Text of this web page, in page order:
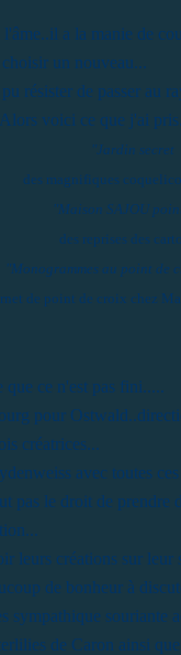
a la manie de
choisir un nouveau...
résister de passer au
voici ce que j'ai
"Jardin
des magnifiques
"Maison SAJOU
des reprises des
"Monogrammes au point de
de point de croix chez
que ce n'est pas fini.....
pour
créatrices...
avec toutes
pas le droit de prendre
leurs créations sur
de bonheur à
sympathique
de Caron ainsi